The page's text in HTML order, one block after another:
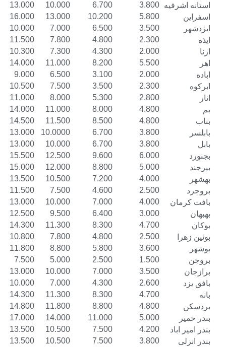
3.800
6.700
10.000
13.000
16.000
5.800
10.200
13.000
16.000
19.000
3.500
6.500
7.000
10.000
13.000
2.300
4.800
7.800
11.500
14.500
2.000
4.300
7.300
10.300
13.300
5.500
8.200
11.000
14.000
17.000
2.000
3.100
6.500
9.000
11.500
2.300
3.500
7.500
10.500
13.500
2.800
5.300
8.000
11.000
14.000
4.800
8.000
11.000
14.000
17.000
4.800
8.500
11.500
14.500
16.500
3.800
6.700
10.0000
13.000
16.000
3.800
6.700
10.000
13.000
16.000
6.000
9.600
12.500
15.500
18.500
5.000
8.800
12.000
15.000
18.000
4.000
7.200
10.500
13.500
16.500
2.500
4.600
7.500
11.500
14.000
4.000
7.000
10.000
13.000
16.000
3.000
6.400
9.500
12.500
15.500
4.700
8.300
11.300
14.300
17.300
2.500
4.800
7.800
10.800
13.800
3.600
5.800
8.800
11.800
14.800
1.500
2.500
5.000
7.500
10.000
3.500
7.000
10.000
13.000
16.000
2.600
4.300
7.000
10.000
13.000
4.700
8.300
11.300
14.300
17.300
4.800
8.800
11.800
14.800
17.500
5.000
11.000
14.000
17.000
20.000
4.200
7.500
10.500
13.500
16.500
3.800
7.500
10.500
13.500
16.500